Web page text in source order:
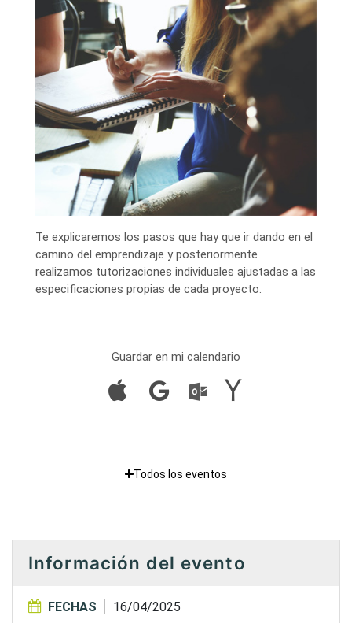
Te explicaremos los pasos que hay que ir dando en el
camino del emprendizaje y posteriormente
realizamos tutorizaciones individuales ajustadas a las
especificaciones propias de cada proyecto.
Guardar en mi calendario
Todos los eventos
Información del evento
FECHAS 16/04/2025